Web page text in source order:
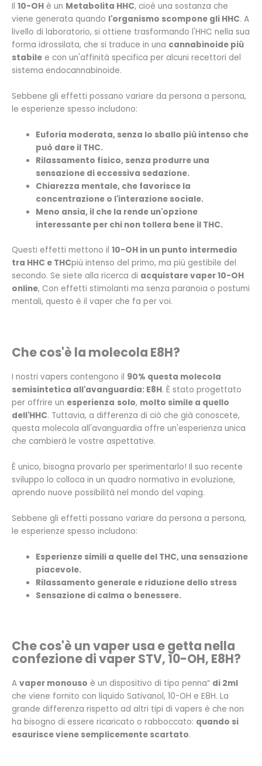
Il 10-OH è un Metabolita HHC, cioè una sostanza che
viene generata quando l'organismo scompone gli HHC. A
livello di laboratorio, si ottiene trasformando l'HHC nella sua
forma idrossilata, che si traduce in una cannabinoide più
stabile e con un'affinità specifica per alcuni recettori del
sistema endocannabinoide.
Sebbene gli effetti possano variare da persona a persona,
le esperienze spesso includono:
Euforia moderata, senza lo sballo più intenso che
può dare il THC.
Rilassamento fisico, senza produrre una
sensazione di eccessiva sedazione.
Chiarezza mentale, che favorisce la
concentrazione o l'interazione sociale.
Meno ansia, il che la rende un'opzione
interessante per chi non tollera bene il THC.
Questi effetti mettono il 10-OH in un punto intermedio
tra HHC e THCpiù intenso del primo, ma più gestibile del
secondo. Se siete alla ricerca di acquistare vaper 10-OH
online, Con effetti stimolanti ma senza paranoia o postumi
mentali, questo è il vaper che fa per voi.
Che cos'è la molecola E8H?
I nostri vapers contengono il 90% questa molecola
semisintetica all'avanguardia: E8H. È stato progettato
per offrire un esperienza solo, molto simile a quello
dell'HHC. Tuttavia, a differenza di ciò che già conoscete,
questa molecola all'avanguardia offre un'esperienza unica
che cambierà le vostre aspettative.
È unico, bisogna provarlo per sperimentarlo! Il suo recente
sviluppo lo colloca in un quadro normativo in evoluzione,
aprendo nuove possibilità nel mondo del vaping.
Sebbene gli effetti possano variare da persona a persona,
le esperienze spesso includono:
Esperienze simili a quelle del THC, una sensazione
piacevole.
Rilassamento generale e riduzione dello stress
Sensazione di calma o benessere.
Che cos'è un vaper usa e getta nella
confezione di vaper STV, 10-OH, E8H?
A vaper monouso è un dispositivo di tipo penna“ di 2ml
che viene fornito con liquido Sativanol, 10-OH e E8H. La
grande differenza rispetto ad altri tipi di vapers è che non
ha bisogno di essere ricaricato o rabboccato: quando si
esaurisce viene semplicemente scartato.